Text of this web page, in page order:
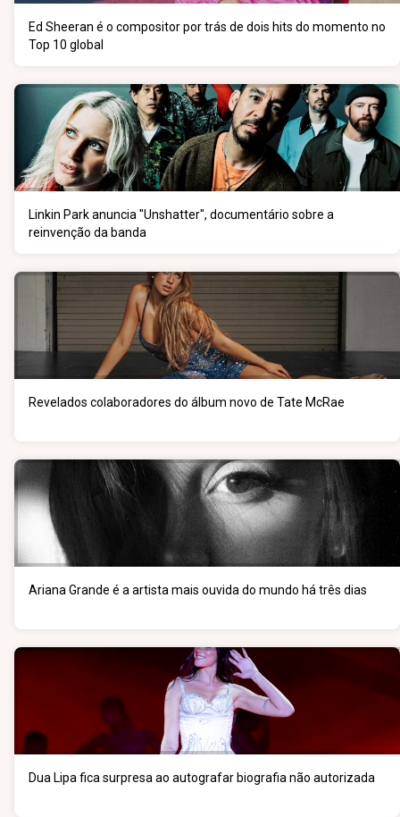
Ed Sheeran é o compositor por trás de dois hits do momento no
Top 10 global
Linkin Park anuncia "Unshatter", documentário sobre a
reinvenção da banda
Revelados colaboradores do álbum novo de Tate McRae
Ariana Grande é a artista mais ouvida do mundo há três dias
Dua Lipa fica surpresa ao autografar biografia não autorizada